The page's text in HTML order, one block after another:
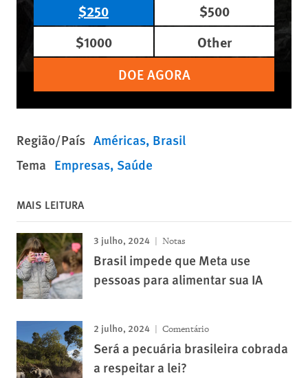
$250
$500
$1000
Other
DOE AGORA
Região/País Américas Brasil
Tema Empresas Saúde
MAIS LEITURA
3 julho, 2024 Notas
Brasil impede que Meta use
pessoas para alimentar sua IA
2 julho, 2024 Comentário
Será a pecuária brasileira cobrada
a respeitar a lei?